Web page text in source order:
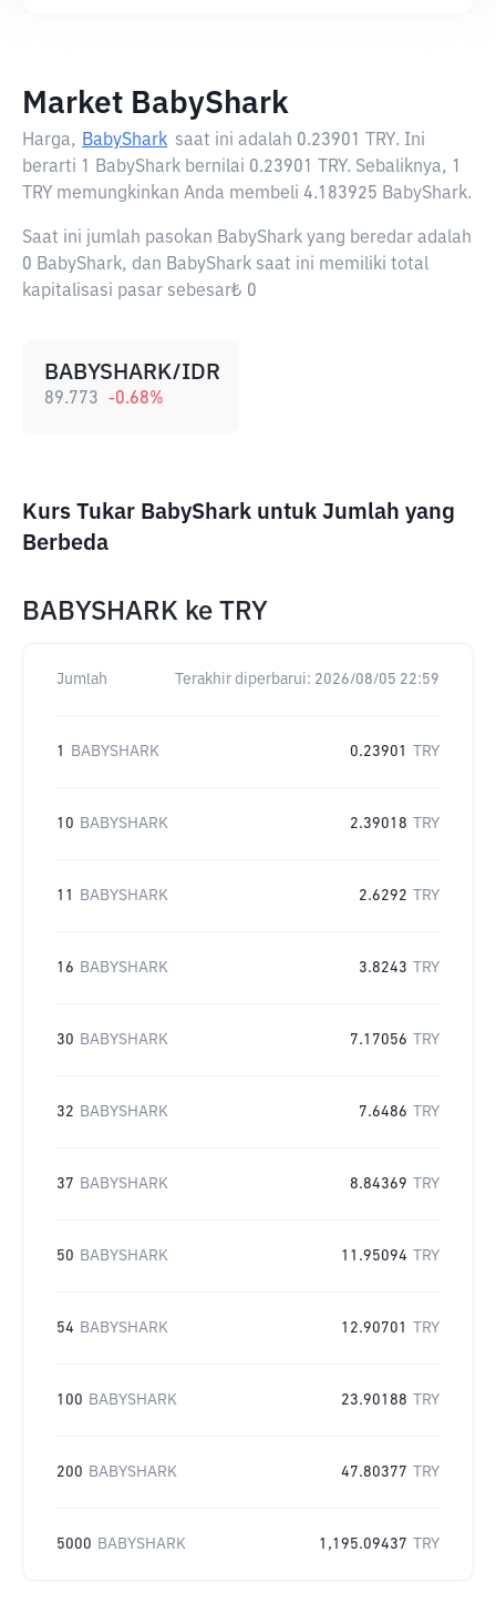
Market BabyShark
Harga, BabyShark saat ini adalah 0.23901 TRY. Ini
berarti 1 BabyShark bernilai 0.23901 TRY. Sebaliknya, 1
TRY memungkinkan Anda membeli 4.183925 BabyShark.
Saat ini jumlah pasokan BabyShark yang beredar adalah
0 BabyShark, dan BabyShark saat ini memiliki total
kapitalisasi pasar sebesar₺ 0
BABYSHARK/IDR
89.773 -0.68%
Kurs Tukar BabyShark untuk Jumlah yang
Berbeda
BABYSHARK ke TRY
Jumlah Terakhir diperbarui: 2026/08/05 22:59
1 BABYSHARK 0.23901 TRY
10 BABYSHARK 2.39018 TRY
11 BABYSHARK 2.6292 TRY
16 BABYSHARK 3.8243 TRY
30 BABYSHARK 7.17056 TRY
32 BABYSHARK 7.6486 TRY
37 BABYSHARK 8.84369 TRY
50 BABYSHARK 11.95094 TRY
54 BABYSHARK 12.90701 TRY
100 BABYSHARK 23.90188 TRY
200 BABYSHARK 47.80377 TRY
5000 BABYSHARK 1,195.09437 TRY